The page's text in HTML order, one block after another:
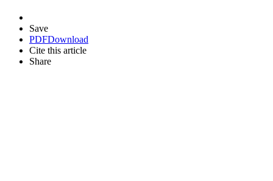
Save
PDFDownload
Cite this article
Share